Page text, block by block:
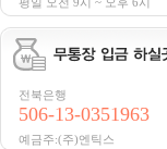
전북은행
506-13-0351963
예금주:(주)엔틱스